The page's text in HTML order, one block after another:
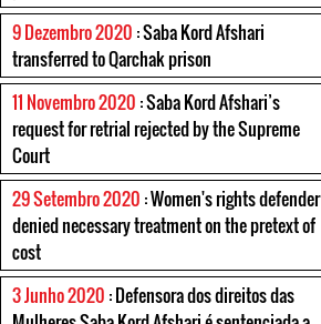
9 Dezembro 2020 : Saba Kord Afshari
transferred to Qarchak prison
11 Novembro 2020 : Saba Kord Afshari’s
request for retrial rejected by the Supreme
Court
29 Setembro 2020 : Women's rights defender
denied necessary treatment on the pretext of
cost
3 Junho 2020 : Defensora dos direitos das